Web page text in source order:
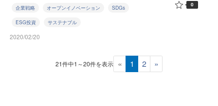
企業戦略 オープンイノベーション SDGs
ESG投資 サステナブル
2020/02/20
0
21件中1～20件を表示 « 1 2 »